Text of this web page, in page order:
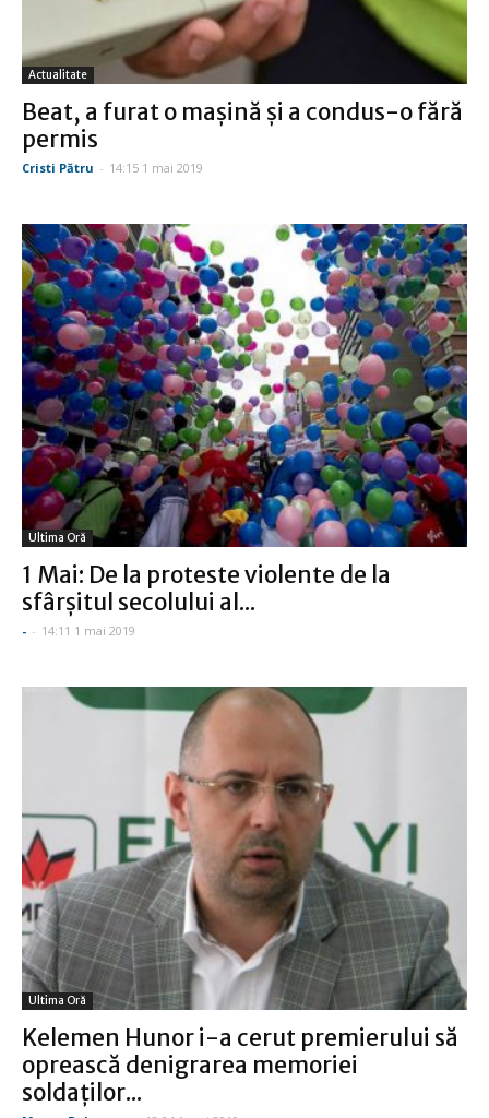
Actualitate
Beat, a furat o mașină și a condus-o fără
permis
Cristi Pătru - 14:15 1 mai 2019
Ultima Oră
1 Mai: De la proteste violente de la
sfârşitul secolului al...
- - 14:11 1 mai 2019
Ultima Oră
Kelemen Hunor i-a cerut premierului să
oprească denigrarea memoriei
soldaţilor...